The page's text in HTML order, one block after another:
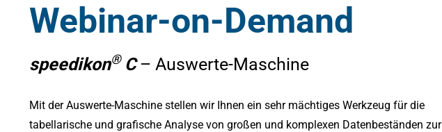
Webinar-on-Demand
speedikon® C– Auswerte-Maschine
Mit der Auswerte-Maschine stellen wir Ihnen ein sehr mächtiges Werkzeug für die
tabellarische und grafische Analyse von großen und komplexen Datenbeständen zur